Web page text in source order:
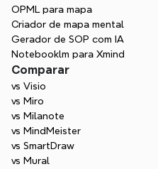
OPML para mapa
Criador de mapa mental
Gerador de SOP com IA
Notebooklm para Xmind
Comparar
vs Visio
vs Miro
vs Milanote
vs MindMeister
vs SmartDraw
vs Mural